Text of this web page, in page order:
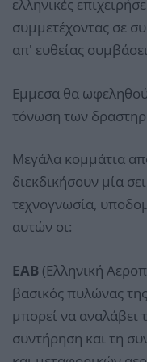
ελληνικές
συμμετέχοντας σε
απ' ευθείας
Εμμεσα θα
τόνωση των
Μεγάλα κομμάτια
διεκδικήσουν μία
τεχνογνωσία,
αυτών οι:
ΕΑΒ (Ελληνική
βασικός πυλώνας
μπορεί να αναλάβει
συντήρηση και τη